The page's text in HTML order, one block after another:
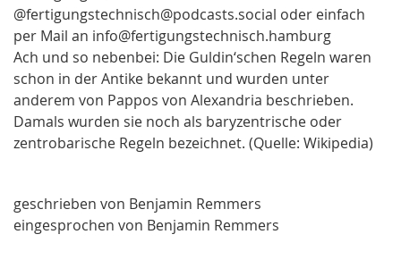
@fertigungstechnisch@podcasts.social oder einfach
per Mail an info@fertigungstechnisch.hamburg
Ach und so nebenbei: Die Guldin‘schen Regeln waren
schon in der Antike bekannt und wurden unter
anderem von Pappos von Alexandria beschrieben.
Damals wurden sie noch als baryzentrische oder
zentrobarische Regeln bezeichnet. (Quelle: Wikipedia)
geschrieben von Benjamin Remmers
eingesprochen von Benjamin Remmers